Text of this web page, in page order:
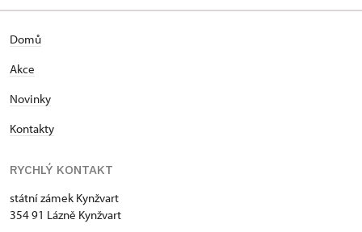
Domů
Akce
Novinky
Kontakty
RYCHLÝ KONTAKT
státní zámek Kynžvart
354 91 Lázně Kynžvart